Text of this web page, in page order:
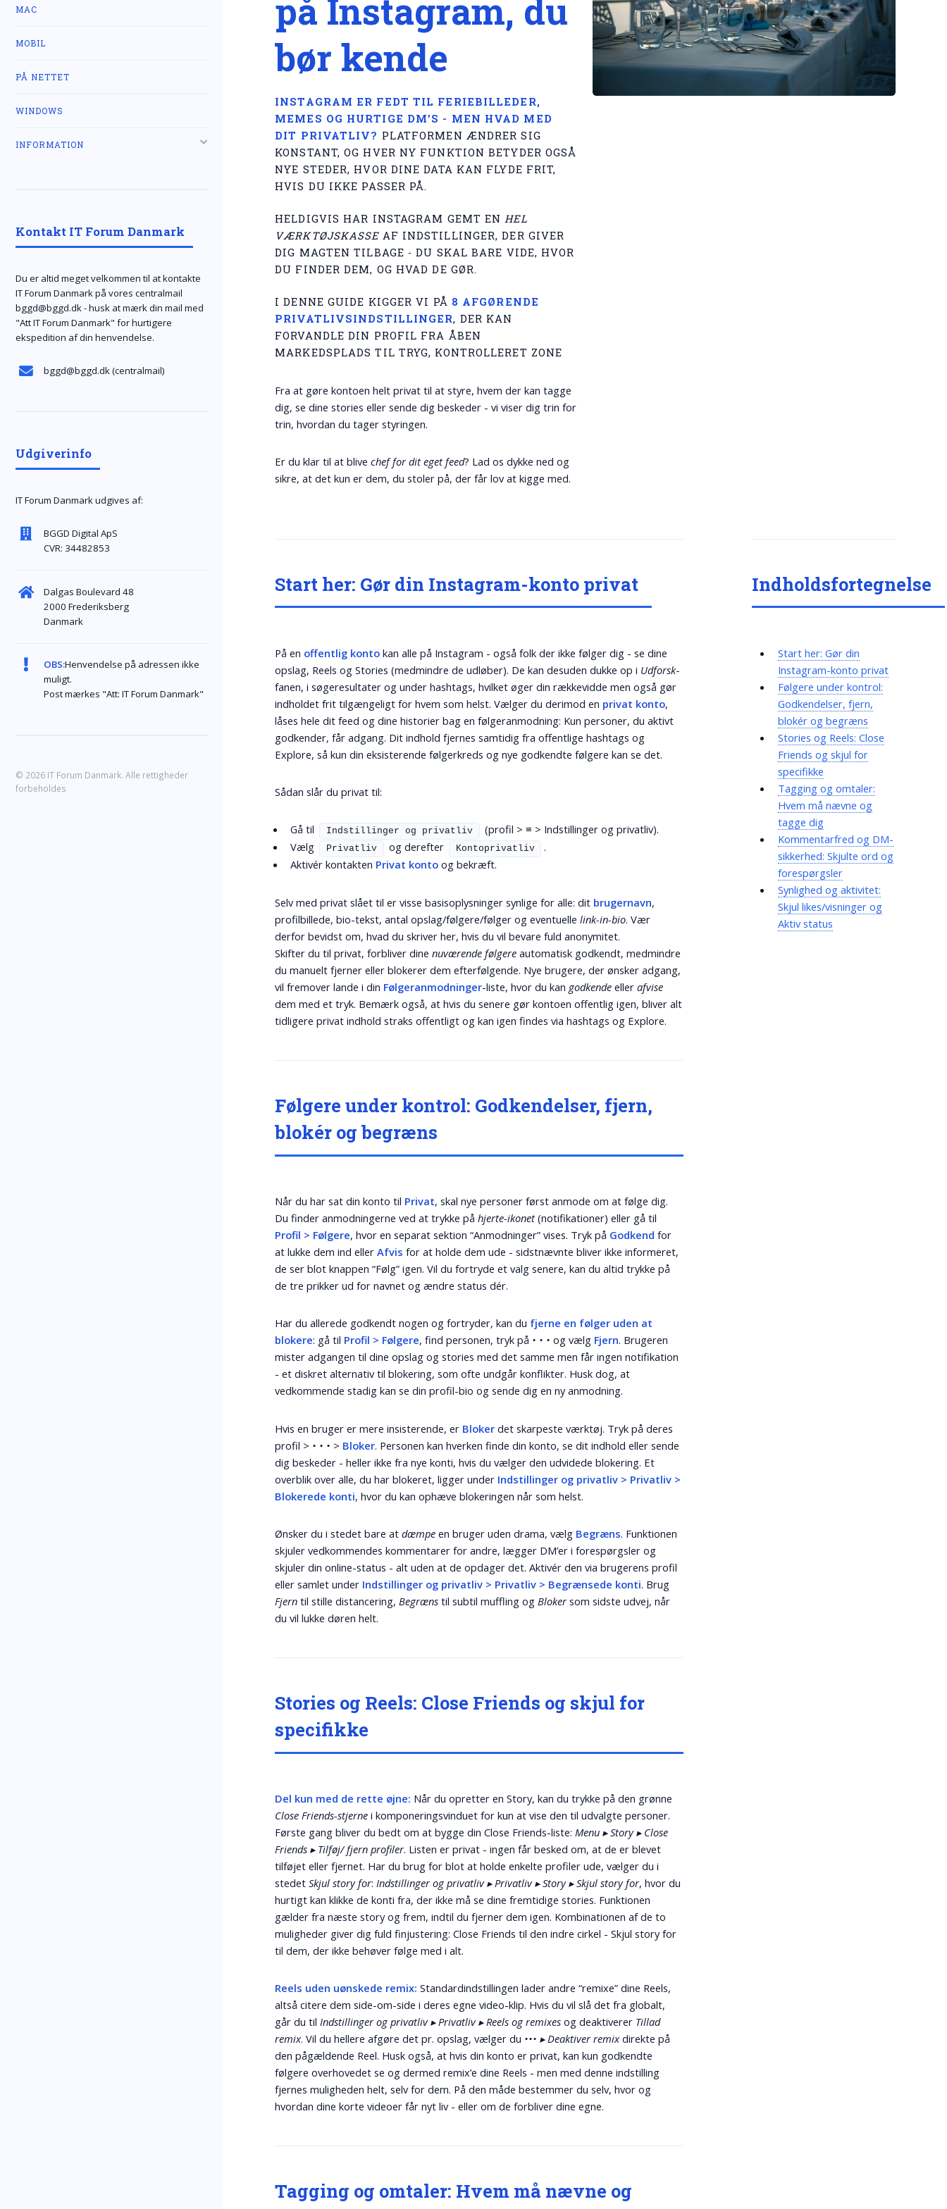
på Instagram, du
bør kende
INSTAGRAM ER FEDT TIL FERIEBILLEDER,
MEMES OG HURTIGE DM’S - MEN HVAD MED
DIT PRIVATLIV? PLATFORMEN ÆNDRER SIG
KONSTANT, OG HVER NY FUNKTION BETYDER OGSÅ
NYE STEDER, HVOR DINE DATA KAN FLYDE FRIT,
HVIS DU IKKE PASSER PÅ.
HELDIGVIS HAR INSTAGRAM GEMT EN HEL
VÆRKTØJSKASSEAF INDSTILLINGER, DER GIVER
DIG MAGTEN TILBAGE - DU SKAL BARE VIDE, HVOR
DU FINDER DEM, OG HVAD DE GØR.
I DENNE GUIDE KIGGER VI PÅ 8 AFGØRENDE
PRIVATLIVSINDSTILLINGER, DER KAN
FORVANDLE DIN PROFIL FRA ÅBEN
MARKEDSPLADS TIL TRYG, KONTROLLERET ZONE
Fra at gøre kontoen helt privat til at styre, hvem der kan tagge
dig, se dine stories eller sende dig beskeder - vi viser dig trin for
trin, hvordan du tager styringen.
Er du klar til at blivechef for dit eget feed? Lad os dykke ned og
sikre, at det kun er dem, du stoler på, der får lov at kigge med.
Start her: Gør din Instagram-konto privat
På en offentlig konto kan alle på Instagram - også folk der ikke følger dig - se dine
opslag, Reels og Stories (medmindre de udløber). De kan desuden dukke op i Udforsk-
fanen, i søgeresultater og under hashtags, hvilket øger din rækkevidde men også gør
indholdet frit tilgængeligt for hvem som helst. Vælger du derimod en privat konto,
låses hele dit feed og dine historier bag en følgeranmodning: Kun personer, du aktivt
godkender, får adgang. Dit indhold fjernes samtidig fra offentlige hashtags og
Explore, så kun din eksisterende følgerkreds og nye godkendte følgere kan se det.
Sådan slår du privat til:
Gå til Indstillinger og privatliv (profil > ≡ > Indstillinger og privatliv).
Vælg
Privatliv og derefter Kontoprivatliv
.
Aktivér kontakten Privat konto og bekræft.
Selv med privat slået til er visse basisoplysninger synlige for alle: dit brugernavn,
profilbillede, bio-tekst, antal opslag/følgere/følger og eventuellelink-in-bio. Vær
derfor bevidst om, hvad du skriver her, hvis du vil bevare fuld anonymitet.
Skifter du til privat, forbliver dinenuværende følgere automatisk godkendt, medmindre
du manuelt fjerner eller blokerer dem efterfølgende. Nye brugere, der ønsker adgang,
vil fremover lande i din Følgeranmodninger-liste, hvor du kan godkende ellerafvise
dem med et tryk. Bemærk også, at hvis du senere gør kontoen offentlig igen, bliver alt
tidligere privat indhold straks offentligt og kan igen findes via hashtags og Explore.
Følgere under kontrol: Godkendelser, fjern,
blokér og begræns
Når du har sat din konto til Privat, skal nye personer først anmode om at følge dig.
Du finder anmodningerne ved at trykke påhjerte-ikonet(notifikationer) eller gå til
Profil > Følgere, hvor en separat sektion “Anmodninger” vises. Tryk på Godkend for
at lukke dem ind ellerAfvis for at holde dem ude - sidstnævnte bliver ikke informeret,
de ser blot knappen “Følg” igen. Vil du fortryde et valg senere, kan du altid trykke på
de tre prikker ud for navnet og ændre status dér.
Har du allerede godkendt nogen og fortryder, kan du fjerne en følger uden at
blokere: gå til Profil > Følgere, find personen, tryk på • • • og vælg Fjern. Brugeren
mister adgangen til dine opslag og stories med det samme men får ingen notifikation
- et diskret alternativ til blokering, som ofte undgår konflikter. Husk dog, at
vedkommende stadig kan se din profil-bio og sende dig en ny anmodning.
Hvis en bruger er mere insisterende, er Bloker det skarpeste værktøj. Tryk på deres
profil > • • • > Bloker. Personen kan hverken finde din konto, se dit indhold eller sende
dig beskeder - heller ikke fra nye konti, hvis du vælger den udvidede blokering. Et
overblik over alle, du har blokeret, ligger under Indstillinger og privatliv > Privatliv >
Blokerede konti, hvor du kan ophæve blokeringen når som helst.
Ønsker du i stedet bare atdæmpe en bruger uden drama, vælg Begræns. Funktionen
skjuler vedkommendes kommentarer for andre, lægger DM’er i forespørgsler og
skjuler din online-status - alt uden at de opdager det. Aktivér den via brugerens profil
eller samlet under Indstillinger og privatliv > Privatliv > Begrænsede konti. Brug
Fjern til stille distancering, Begræns til subtil muffling og Blokersom sidste udvej, når
du vil lukke døren helt.
Stories og Reels: Close Friends og skjul for
specifikke
Del kun med de rette øjne: Når du opretter en Story, kan du trykke på den grønne
Close Friends-stjerne i komponeringsvinduet for kun at vise den til udvalgte personer.
Første gang bliver du bedt om at bygge din Close Friends-liste: Menu ▸ Story ▸ Close
Friends ▸ Tilføj/ fjern profiler. Listen er privat - ingen får besked om, at de er blevet
tilføjet eller fjernet. Har du brug for blot at holde enkelte profiler ude, vælger du i
stedetSkjul story for: Indstillinger og privatliv ▸ Privatliv ▸ Story ▸ Skjul story for, hvor du
hurtigt kan klikke de konti fra, der ikke må se dine fremtidige stories. Funktionen
gælder fra næste story og frem, indtil du fjerner dem igen. Kombinationen af de to
muligheder giver dig fuld finjustering: Close Friends til den indre cirkel - Skjul story for
til dem, der ikke behøver følge med i alt.
Reels uden uønskede remix: Standardindstillingen lader andre “remixe” dine Reels,
altså citere dem side-om-side i deres egne video-klip. Hvis du vil slå det fra globalt,
går du tilIndstillinger og privatliv ▸ Privatliv ▸ Reels og remixes og deaktiverer Tillad
remix. Vil du hellere afgøre det pr. opslag, vælger du ••• ▸ Deaktiver remixdirekte på
den pågældende Reel. Husk også, at hvis din konto er privat, kan kun godkendte
følgere overhovedet se og dermed remix’e dine Reels - men med denne indstilling
fjernes muligheden helt, selv for dem. På den måde bestemmer du selv, hvor og
hvordan dine korte videoer får nyt liv - eller om de forbliver dine egne.
Tagging og omtaler: Hvem må nævne og
Indholdsfortegnelse
Start her: Gør din
Instagram-konto privat
Følgere under kontrol:
Godkendelser, fjern,
blokér og begræns
Stories og Reels: Close
Friends og skjul for
specifikke
Tagging og omtaler:
Hvem må nævne og
tagge dig
Kommentarfred og DM-
sikkerhed: Skjulte ord og
forespørgsler
Synlighed og aktivitet:
Skjul likes/visninger og
Aktiv status
MAC
MOBIL
PÅ NETTET
WINDOWS
INFORMATION
Kontakt IT Forum Danmark
Du er altid meget velkommen til at kontakte
IT Forum Danmark på vores centralmail
bggd@bggd.dk- husk at mærk din mail med
"Att IT Forum Danmark" for hurtigere
ekspedition af din henvendelse.
bggd@bggd.dk(centralmail)
Udgiverinfo
IT Forum Danmark udgives af:
BGGD Digital ApS
CVR: 34482853
Dalgas Boulevard 48
2000 Frederiksberg
Danmark
OBS:Henvendelse på adressen ikke
muligt.
Post mærkes "Att: IT Forum Danmark"
© 2026 IT Forum Danmark. Alle rettigheder
forbeholdes